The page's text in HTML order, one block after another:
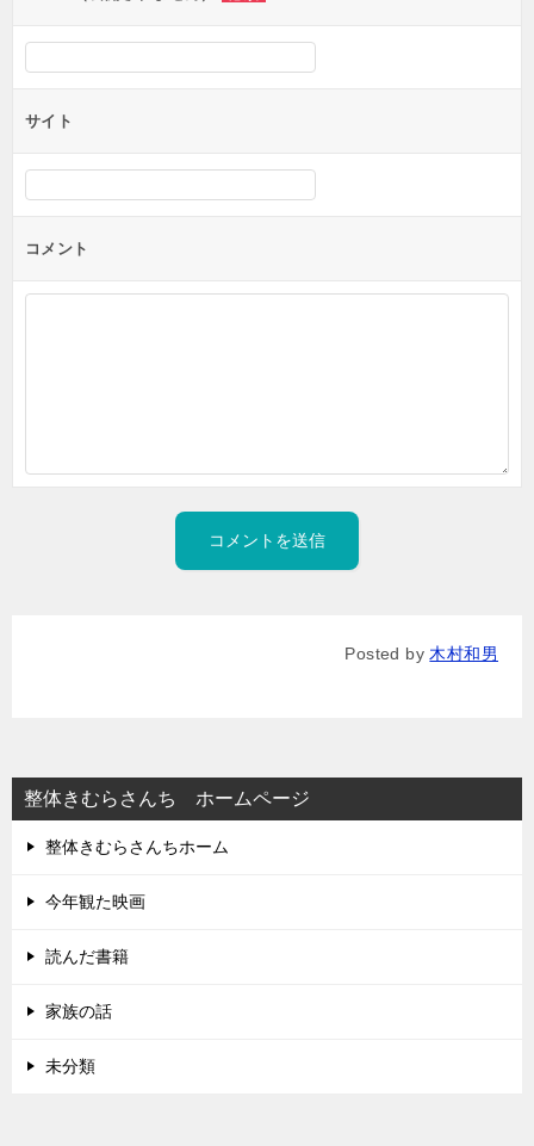
サイト
コメント
Posted by木村和男
整体きむらさんち ホームページ
整体きむらさんちホーム
今年観た映画
読んだ書籍
家族の話
未分類